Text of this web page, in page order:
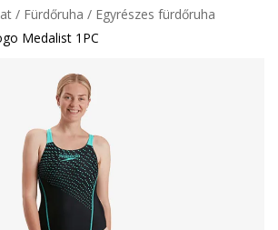
Fürdőruha
Egyrészes fürdőruha
Medalist 1PC